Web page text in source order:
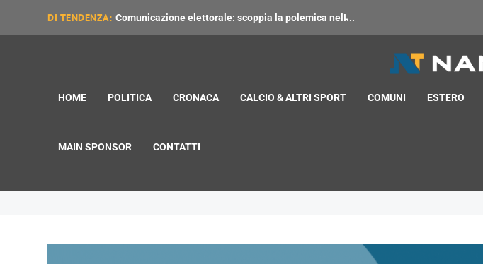
DI TENDENZA: Comunicazione elettorale: scoppia la polemica nell̵...
HOME POLITICA CRONACA CALCIO & ALTRI SPORT COMUNI ESTERO
MAIN SPONSOR CONTATTI